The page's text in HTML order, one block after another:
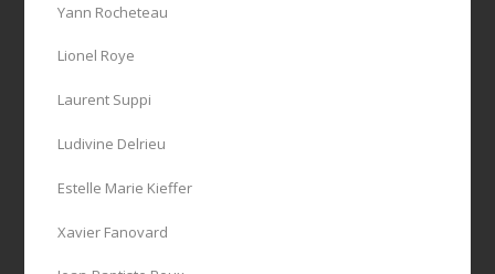
Yann Rocheteau
Lionel Roye
Laurent Suppi
Ludivine Delrieu
Estelle Marie Kieffer
Xavier Fanovard